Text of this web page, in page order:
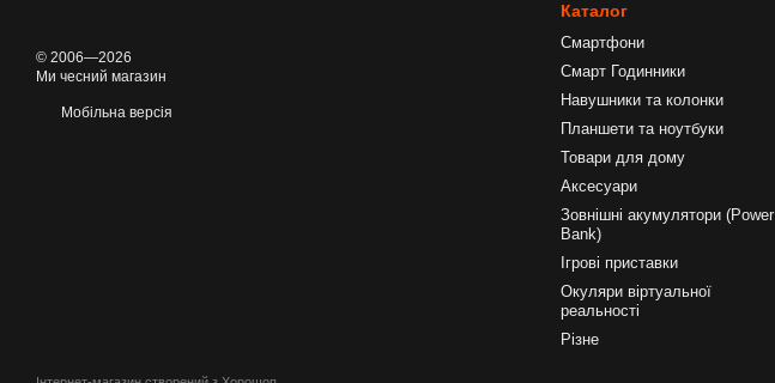
© 2006—2026
Ми чесний магазин
Мобільна версія
Каталог
Смартфони
Смарт Годинники
Навушники та колонки
Планшети та ноутбуки
Товари для дому
Аксесуари
Зовнішні акумулятори (Power
Bank)
Ігрові приставки
Окуляри віртуальної
реальності
Різне